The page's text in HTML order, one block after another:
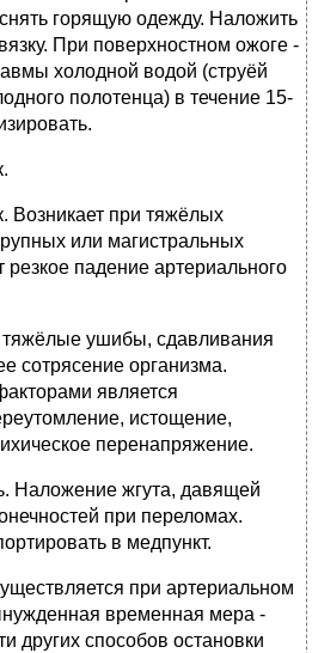
горящую одежду. Наложить
При поверхностном ожоге -
холодной водой (струёй
полотенца) в течение 15-
Возникает при тяжёлых
или магистральных
резкое падение артериального
ушибы, сдавливания
сотрясение организма.
является
истощение,
перенапряжение.
Наложение жгута, давящей
при переломах.
в медпункт.
при артериальном
временная мера -
других способов остановки